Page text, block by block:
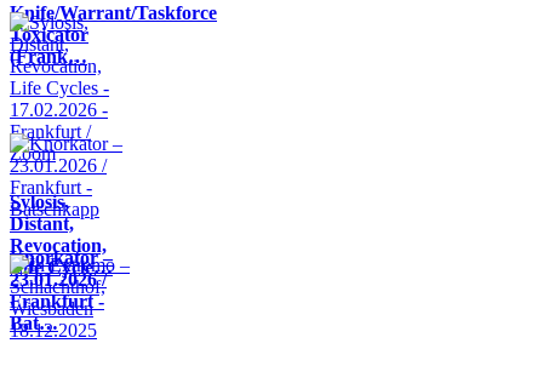
Knife/Warrant/Taskforce
Toxicator
(Frank…
Sylosis,
Distant,
Revocation,
Life Cycle…
Knorkator –
23.01.2026 /
Frankfurt -
Bat…